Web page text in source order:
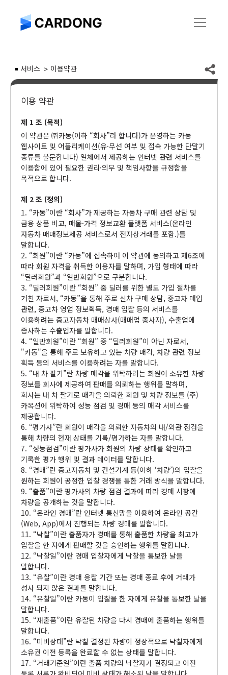
서비스 이용약관
이용 약관
제 1 조 (목적)
이 약관은 ㈜카동(이하 “회사”라 합니다)가 운영하는 카동
웹사이트 및 어플리케이션(유·무선 여부 및 접속 가능한 단말기
종류를 불문합니다) 일체에서 제공하는 인터넷 관련 서비스를
이용함에 있어 필요한 권리·의무 및 책임사항을 규정함을
목적으로 합니다.
제 2 조 (정의)
1. “카동”이란 “회사”가 제공하는 자동차 구매 관련 상담 및
금융 상품 비교, 매물·가격 정보교환 플랫폼 서비스(온라인
자동차 매매정보제공 서비스로서 전자상거래를 포함.)를
말합니다.
2. “회원”이란 “카동”에 접속하여 이 약관에 동의하고 제6조에
따라 회원 자격을 취득한 이용자를 말하며, 가입 형태에 따라
“딜러회원”과 “일반회원”으로 구분합니다.
3. “딜러회원”이란 “회원” 중 딜러를 위한 별도 가입 절차를
거친 자로서, “카동”을 통해 주로 신차 구매 상담, 중고차 매입
관련, 중고차 영업 정보획득, 경매 입찰 등의 서비스를
이용하려는 중고자동차 매매상사(매매업 종사자), 수출업에
종사하는 수출업자를 말합니다.
4. “일반회원”이란 “회원” 중 “딜러회원”이 아닌 자로서,
"카동"을 통해 주로 보유하고 있는 차량 매각, 차량 관련 정보
획득 등의 서비스를 이용하려는 자를 말합니다.
5. “내 차 팔기”란 차량 매각을 위탁하려는 회원이 소유한 차량
정보를 회사에 제공하여 판매를 의뢰하는 행위를 말하며,
회사는 내 차 팔기로 매각을 의뢰한 회원 및 차량 정보를 (주)
카옥션에 위탁하여 성능 점검 및 경매 등의 매각 서비스를
제공합니다.
6. “평가사”란 회원이 매각을 의뢰한 자동차의 내/외관 점검을
통해 차량의 현재 상태를 기록/평가하는 자를 말합니다.
7. “성능점검”이란 평가사가 회원의 차량 상태를 확인하고
기록한 평가 행위 및 결과 데이터를 말합니다.
8. “경매”란 중고자동차 및 건설기계 등(이하 ‘차량’)의 입찰을
원하는 회원이 공정한 입찰 경쟁을 통한 거래 방식을 말합니다.
9. “출품”이란 평가사의 차량 점검 결과에 따라 경매 시장에
차량을 공개하는 것을 말합니다.
10. “온라인 경매”란 인터넷 통신망을 이용하여 온라인 공간
(Web, App)에서 진행되는 차량 경매를 말합니다.
11. “낙찰”이란 출품자가 경매를 통해 출품한 차량을 최고가
입찰을 한 자에게 판매할 것을 승인하는 행위를 말합니다.
12. “낙찰일”이란 경매 입찰자에게 낙찰을 통보한 날을
말합니다.
13. “유찰”이란 경매 응찰 기간 또는 경매 종료 후에 거래가
성사 되지 않은 결과를 말합니다.
14. “유찰일”이란 카동이 입찰을 한 자에게 유찰을 통보한 날을
말합니다.
15. “재출품”이란 유찰된 차량을 다시 경매에 출품하는 행위를
말합니다.
16. “미비상태”란 낙찰 결정된 차량이 정상적으로 낙찰자에게
소유권 이전 등록을 완료할 수 없는 상태를 말합니다.
17. “거래기준일”이란 출품 차량의 낙찰자가 결정되고 이전